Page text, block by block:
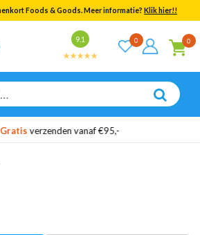
Foods & Goods. Meer informatie? Klik hier!!
9.1 0 0
alle resultaten
Gratisverzenden vanaf €95,-